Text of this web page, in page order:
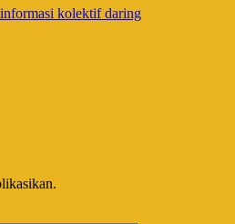
kolektif daring